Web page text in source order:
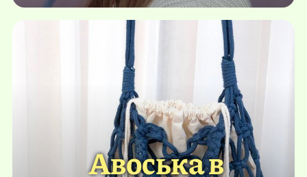
Авоська в